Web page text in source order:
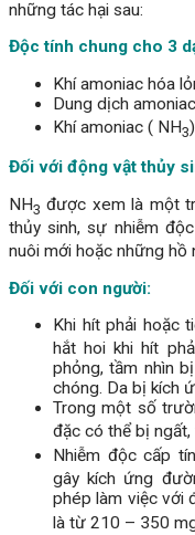
những tác hại sau:
Độc tính chung cho 3
Khí amoniac hóa
Dung dịch
Khí amoniac ( NH3)
Đối với động vật thủy
NH3 được xem là một
thủy sinh, sự nhiễm
nuôi mới hoặc những hồ
Đối với con người:
Khi hít phải hoặc
hắt hoi khi hít
phỏng, tầm nhìn
chóng. Da bị kích
Trong một số
đặc có thể bị
Nhiễm độc cấp
gây kích ứng
phép làm việc với
là từ 210 – 350